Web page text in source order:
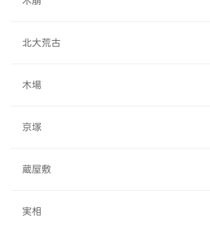
北大荒古
木場
京塚
蔵屋敷
実相